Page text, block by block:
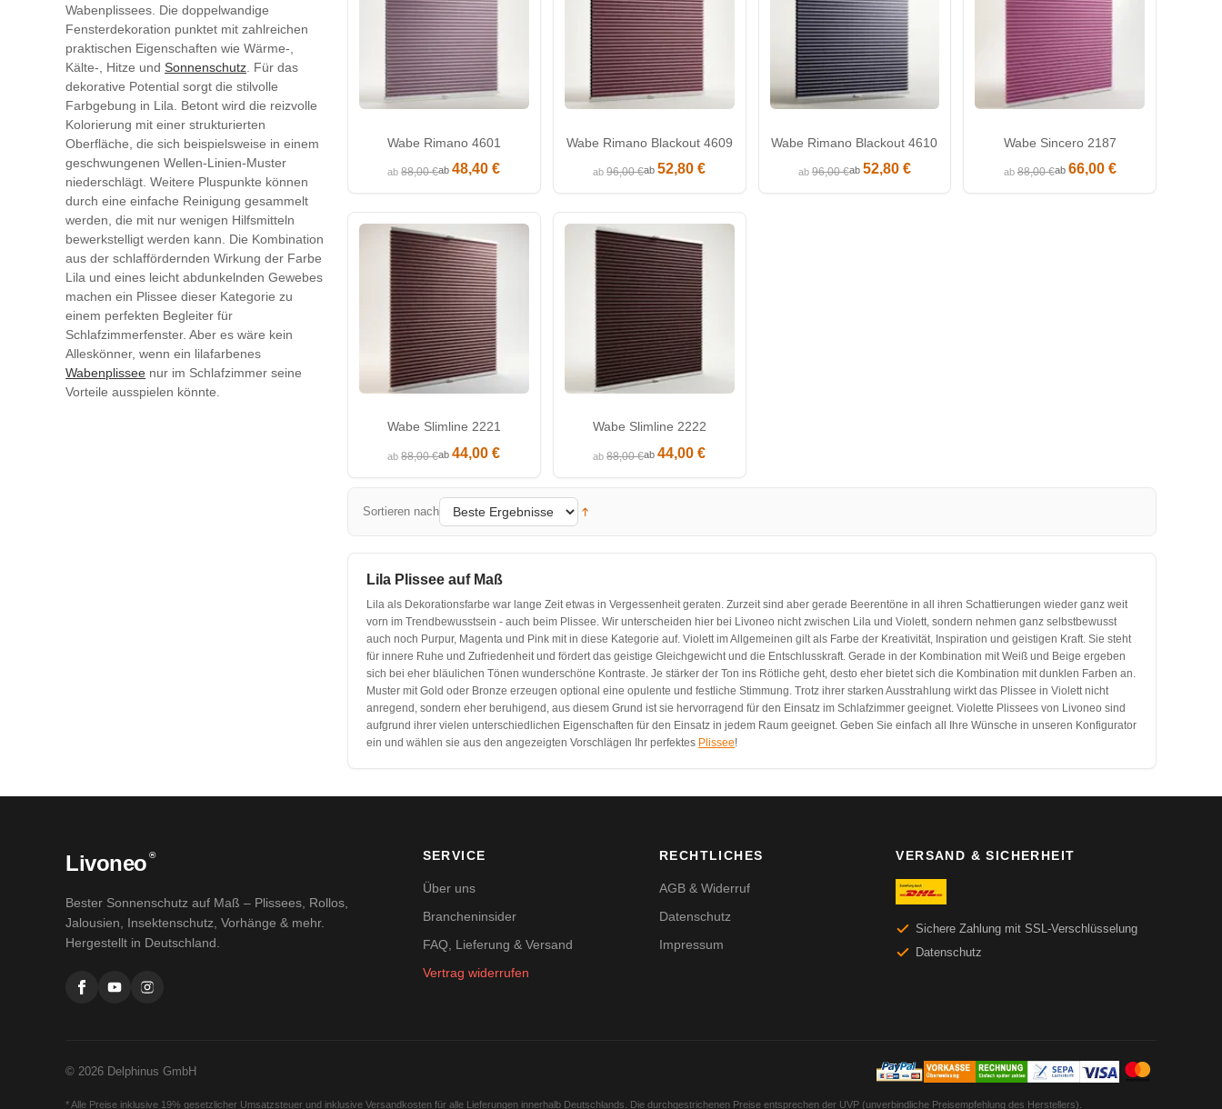
Wabenplissees. Die doppelwandige
Fensterdekoration punktet mit zahlreichen
praktischen Eigenschaften wie Wärme-,
Kälte-, Hitze und Sonnenschutz . Für das
dekorative Potential sorgt die stilvolle
Farbgebung in Lila. Betont wird die reizvolle
Kolorierung mit einer strukturierten
Oberfläche, die sich beispielsweise in einem
geschwungenen Wellen-Linien-Muster
niederschlägt. Weitere Pluspunkte können
durch eine einfache Reinigung gesammelt
werden, die mit nur wenigen Hilfsmitteln
bewerkstelligt werden kann. Die Kombination
aus der schlaffördernden Wirkung der Farbe
Lila und eines leicht abdunkelnden Gewebes
machen ein Plissee dieser Kategorie zu
einem perfekten Begleiter für
Schlafzimmerfenster. Aber es wäre kein
Alleskönner, wenn ein lilafarbenes
Wabenplissee nur im Schlafzimmer seine
Vorteile ausspielen könnte.
Wabe Rimano 4601
ab88,00 €ab48,40 €
Wabe Rimano Blackout 4609
ab96,00 €ab52,80 €
Wabe Rimano Blackout 4610
ab 96,00 €ab 52,80 €
Wabe Sincero 2187
ab88,00 €ab 66,00 €
Wabe Slimline 2221
ab88,00 €ab44,00 €
Wabe Slimline 2222
ab88,00 €ab44,00 €
Sortieren nach
Lila Plissee auf Maß
Lila als Dekorationsfarbe war lange Zeit etwas in Vergessenheit geraten. Zurzeit sind aber gerade Beerentöne in all ihren Schattierungen wieder ganz weit
vorn im Trendbewusstsein - auch beim Plissee. Wir unterscheiden hier bei Livoneo nicht zwischen Lila und Violett, sondern nehmen ganz selbstbewusst
auch noch Purpur, Magenta und Pink mit in diese Kategorie auf. Violett im Allgemeinen gilt als Farbe der Kreativität, Inspiration und geistigen Kraft. Sie steht
für innere Ruhe und Zufriedenheit und fördert das geistige Gleichgewicht und die Entschlusskraft. Gerade in der Kombination mit Weiß und Beige ergeben
sich bei eher bläulichen Tönen wunderschöne Kontraste. Je stärker der Ton ins Rötliche geht, desto eher bietet sich die Kombination mit dunklen Farben an.
Muster mit Gold oder Bronze erzeugen optional eine opulente und festliche Stimmung. Trotz ihrer starken Ausstrahlung wirkt das Plissee in Violett nicht
anregend, sondern eher beruhigend, aus diesem Grund ist sie hervorragend für den Einsatz im Schlafzimmer geeignet. Violette Plissees von Livoneo sind
aufgrund ihrer vielen unterschiedlichen Eigenschaften für den Einsatz in jedem Raum geeignet. Geben Sie einfach all Ihre Wünsche in unseren Konfigurator
ein und wählen sie aus den angezeigten Vorschlägen Ihr perfektes Plissee!
Livoneo ®
Bester Sonnenschutz auf Maß – Plissees, Rollos,
Jalousien, Insektenschutz, Vorhänge & mehr.
Hergestellt in Deutschland.
SERVICE
Über uns
Brancheninsider
FAQ, Lieferung & Versand
Vertrag widerrufen
RECHTLICHES
AGB & Widerruf
Datenschutz
Impressum
VERSAND & SICHERHEIT
Sichere Zahlung mit SSL-Verschlüsselung
Datenschutz
© 2026 Delphinus GmbH
* Alle Preise inklusive 19% gesetzlicher Umsatzsteuer und inklusive Versandkosten für alle Lieferungen innerhalb Deutschlands. Die durchgestrichenen Preise entsprechen der UVP (unverbindliche Preisempfehlung des Herstellers).